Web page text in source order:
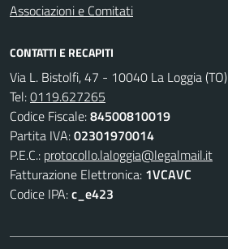
Associazioni e Comitati
CONTATTI E RECAPITI
Via L. Bistolfi, 47 - 10040 La Loggia (TO)
Tel:0119.627265
Codice Fiscale:84500810019
Partita IVA:02301970014
P.E.C.: protocollo.laloggia@legalmail.it
Fatturazione Elettronica: 1VCAVC
Codice IPA:c_e423